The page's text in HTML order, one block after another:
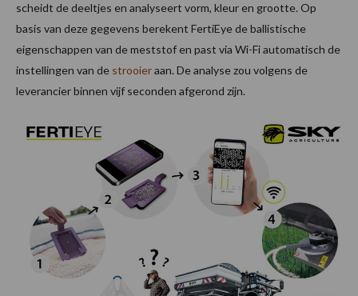
scheidt de deeltjes en analyseert vorm, kleur en grootte. Op
basis van deze gegevens berekent FertiEye de ballistische
eigenschappen van de meststof en past via Wi-Fi automatisch de
instellingen van de strooieraan. De analyse zou volgens de
leverancier binnen vijf seconden afgerond zijn.